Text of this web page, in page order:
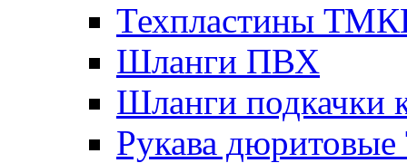
Техпластины
Шланги ПВХ
Шланги подкачки
Рукава